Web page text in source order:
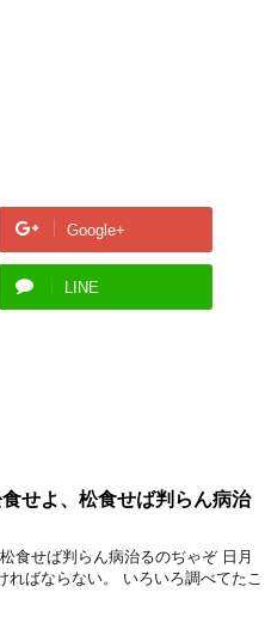
Google+
LINE
せよ、松食せば判らん病治
食せば判らん病治るのぢゃぞ 日月
ばならない。 いろいろ調べてたこ